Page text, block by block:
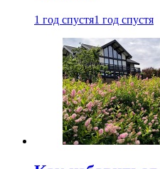
1 год спустя1 год спустя